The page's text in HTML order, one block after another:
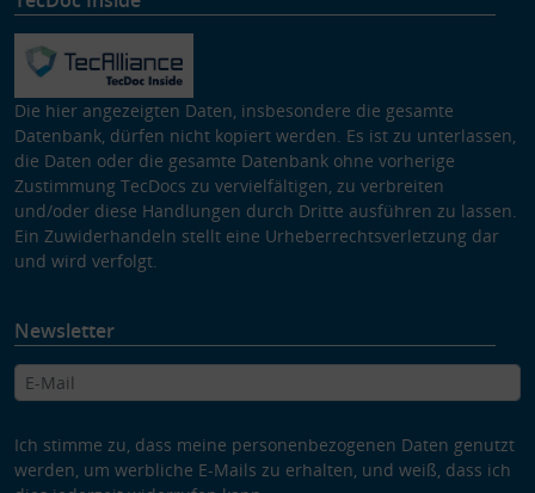
Die hier angezeigten Daten, insbesondere die gesamte
Datenbank, dürfen nicht kopiert werden. Es ist zu unterlassen,
die Daten oder die gesamte Datenbank ohne vorherige
Zustimmung TecDocs zu vervielfältigen, zu verbreiten
und/oder diese Handlungen durch Dritte ausführen zu lassen.
Ein Zuwiderhandeln stellt eine Urheberrechtsverletzung dar
und wird verfolgt.
Newsletter
Ich stimme zu, dass meine personenbezogenen Daten genutzt
werden, um werbliche E-Mails zu erhalten, und weiß, dass ich